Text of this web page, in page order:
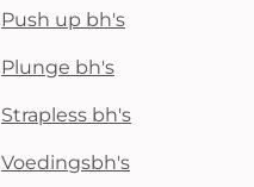
Push up bh's
Plunge bh's
Strapless bh's
Voedingsbh's